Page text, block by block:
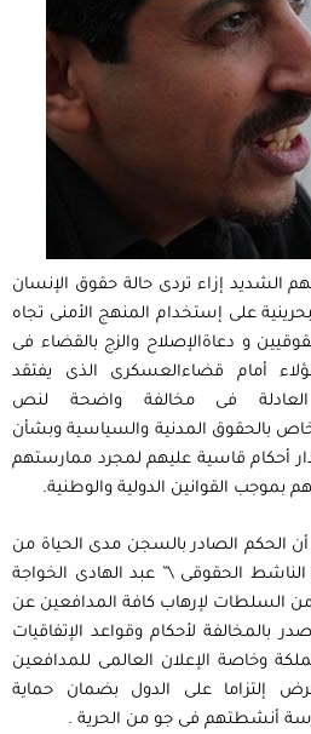
الشديد إزاء تردى حالة حقوق الإنسان
على إستخدام المنهج الأمنى تجاه
و دعاةالإصلاح والزج بالقضاء فى
أمام قضاءالعسكرى الذى يفتقد
العادلة فى مخالفة واضحة لنص
الخاص بالحقوق المدنية والسياسية وبشأن
أحكام قاسية عليهم لمجرد ممارستهم
بموجب القوانين الدولية والوطنية.
الحكم الصادر بالسجن مدى الحياة من
الحقوقى \” عبد الهادى الخواجة
السلطات لإرهاب كافة المدافعين عن
بالمخالفة لأحكام وقواعد الإتفاقيات
وخاصة الإعلان العالمى للمدافعين
إلتزاما على الدول بضمان حماية
أنشطتهم فى جو من الحرية .